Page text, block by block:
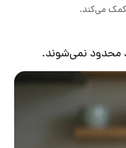
کمک می‌کند.
محدود نمی‌شوند.